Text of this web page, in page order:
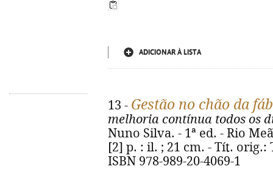
ADICIONAR À LISTA
13 - Gestão no chão da
melhoria contínua todos os
Nuno Silva. - 1ª ed. - Rio
[2] p. : il. ; 21 cm. - Tít.
ISBN 978-989-20-4069-1